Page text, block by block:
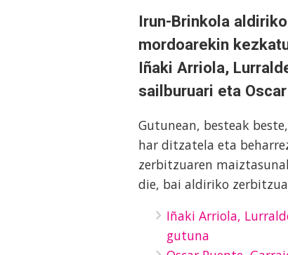
Irun-Brinkola
mordoarekin
Iñaki Arriola,
sailburuari eta
Gutunean, besteak
har ditzatela eta
zerbitzuaren
die, bai aldiriko
Iñaki Arriola,
gutuna